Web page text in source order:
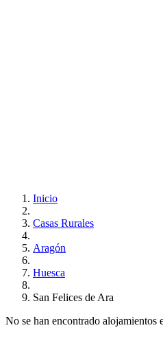
Inicio
Casas Rurales
Aragón
Huesca
San Felices de Ara
No se han encontrado alojamientos